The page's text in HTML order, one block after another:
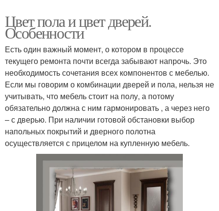
Цвет пола и цвет дверей.
Особенности
Есть один важный момент, о котором в процессе
текущего ремонта почти всегда забывают напрочь. Это
необходимость сочетания всех компонентов с мебелью.
Если мы говорим о комбинации дверей и пола, нельзя не
учитывать, что мебель стоит на полу, а потому
обязательно должна с ним гармонировать , а через него
– с дверью. При наличии готовой обстановки выбор
напольных покрытий и дверного полотна
осуществляется с прицелом на купленную мебель.